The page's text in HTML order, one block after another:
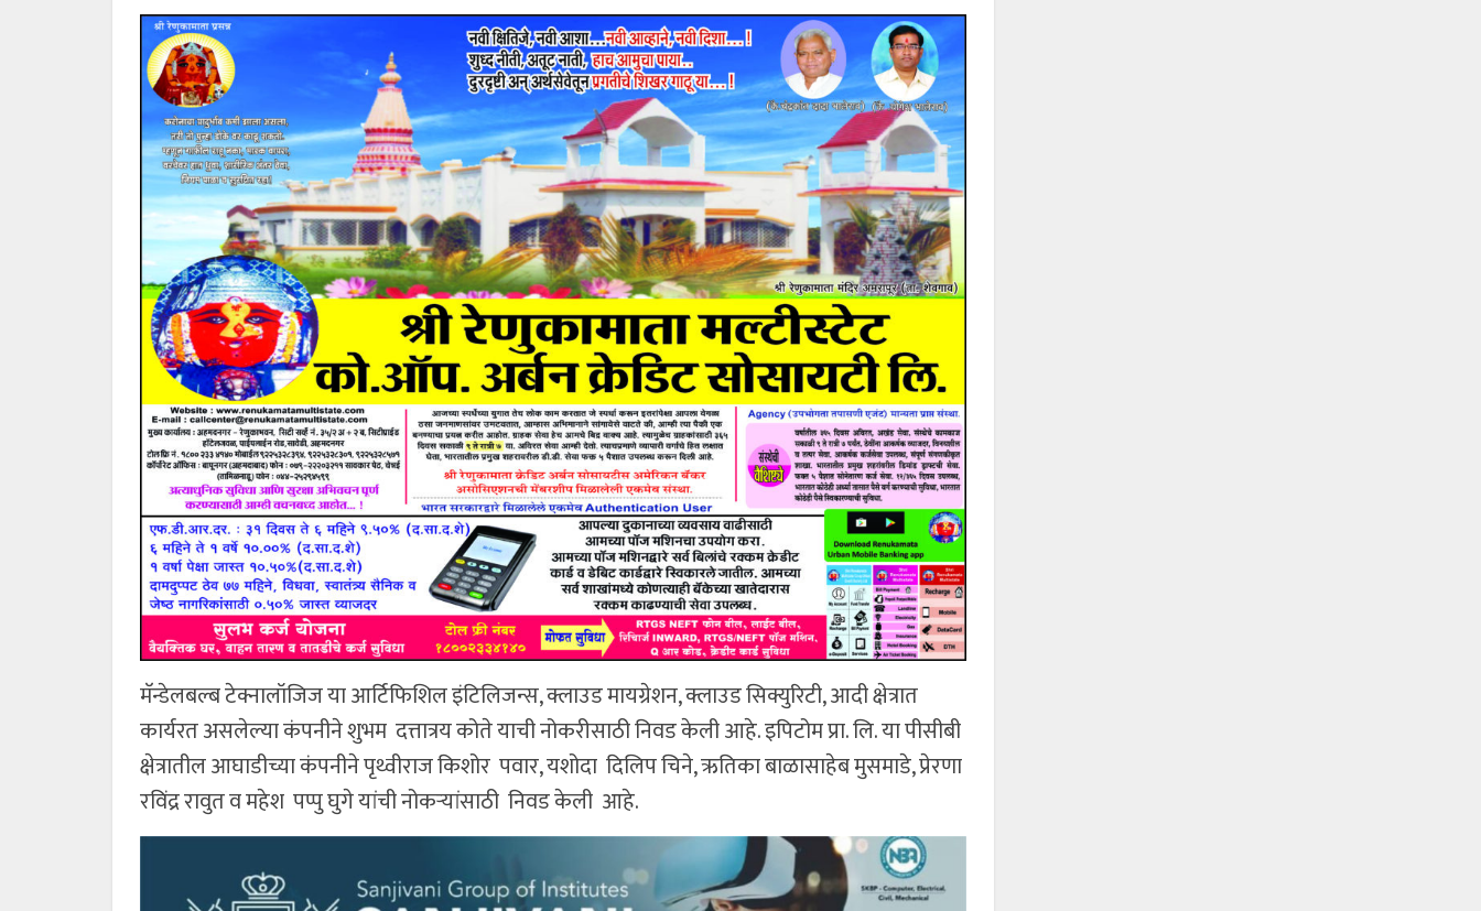
मॅन्डेलबल्ब टेक्नालॉजिज या आर्टिफिशिल इंटिलिजन्स, क्लाउड मायग्रेशन, क्लाउड सिक्युरिटी, आदी क्षेत्रात
कार्यरत असलेल्या कंपनीने शुभम दत्तात्रय कोते याची नोकरीसाठी निवड केली आहे. इपिटोम प्रा. लि. या पीसीबी
क्षेत्रातील आघाडीच्या कंपनीने पृथ्वीराज किशोर पवार, यशोदा दिलिप चिने, ऋतिका बाळासाहेब मुसमाडे, प्रेरणा
रविंद्र रावुत व महेश पप्पु घुगे यांची नोकऱ्यांसाठी निवड केली आहे.